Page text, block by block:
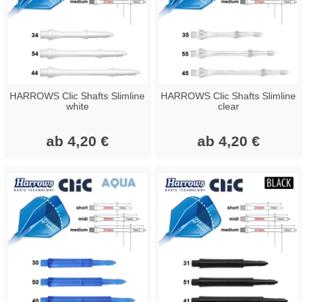
HARROWS Clic Shafts Slimline
white
ab 4,20 €
HARROWS Clic Shafts Slimline
clear
ab 4,20 €